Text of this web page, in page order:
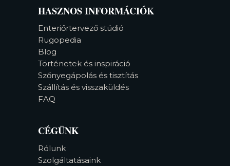
HASZNOS INFORMÁCIÓK
Enteriőrtervező stúdió
Rugopedia
Blog
Történetek és inspiráció
Szőnyegápolás és tisztítás
Szállítás és visszaküldés
FAQ
CÉGÜNK
Rólunk
Szolgáltatásaink